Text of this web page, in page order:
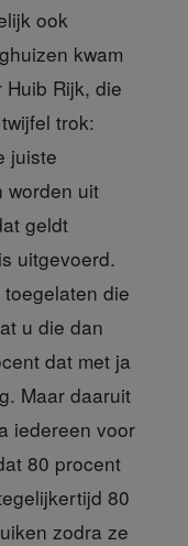
ook
kwam
Rijk, die
trok:
juiste
worden uit
geldt
uitgevoerd.
die
u die dan
dat met ja
Maar daaruit
iedereen voor
80 procent
80
zodra ze